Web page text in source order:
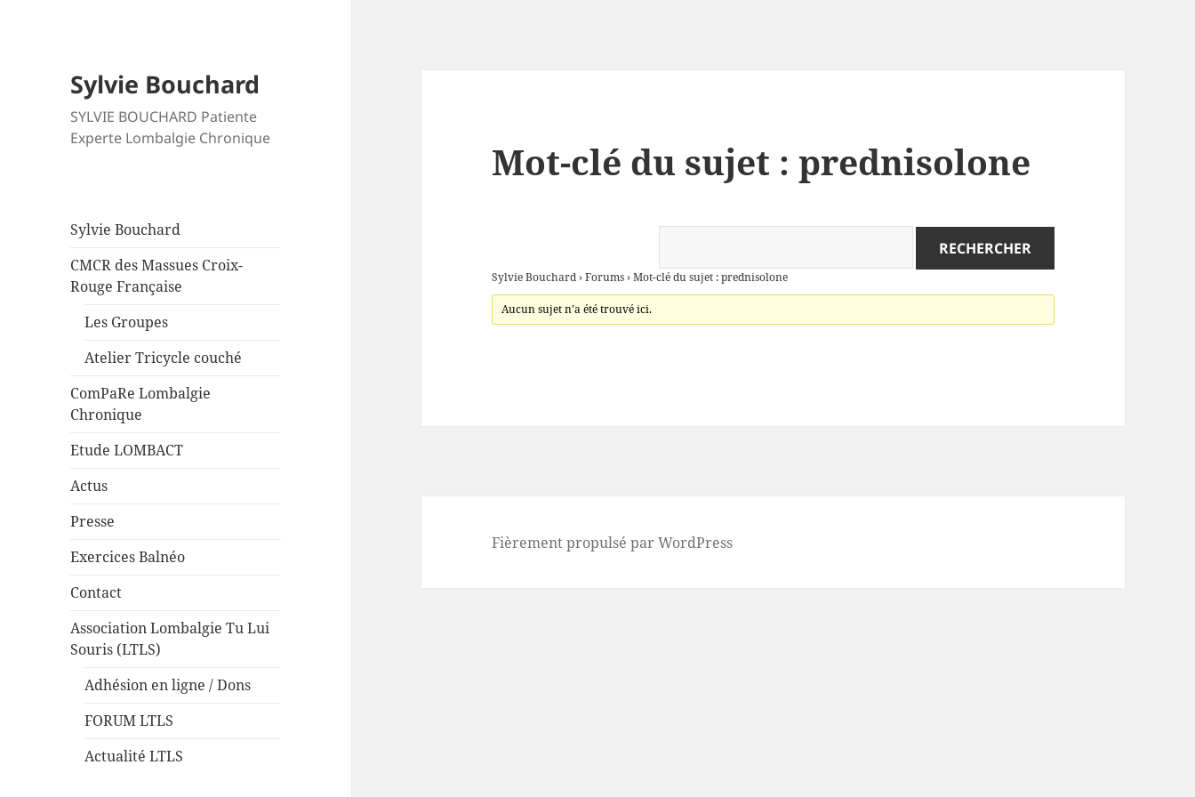
Sylvie Bouchard
SYLVIE BOUCHARD Patiente
Experte Lombalgie Chronique
Sylvie Bouchard
CMCR des Massues Croix-
Rouge Française
Les Groupes
Atelier Tricycle couché
ComPaRe Lombalgie
Chronique
Etude LOMBACT
Actus
Presse
Exercices Balnéo
Contact
Association Lombalgie Tu Lui
Souris (LTLS)
Adhésion en ligne / Dons
FORUM LTLS
Actualité LTLS
Mot-clé du sujet : prednisolone
Sylvie Bouchard ›Forums ›Mot-clé du sujet : prednisolone
Aucun sujet n’a été trouvé ici.
Fièrement propulsé par WordPress